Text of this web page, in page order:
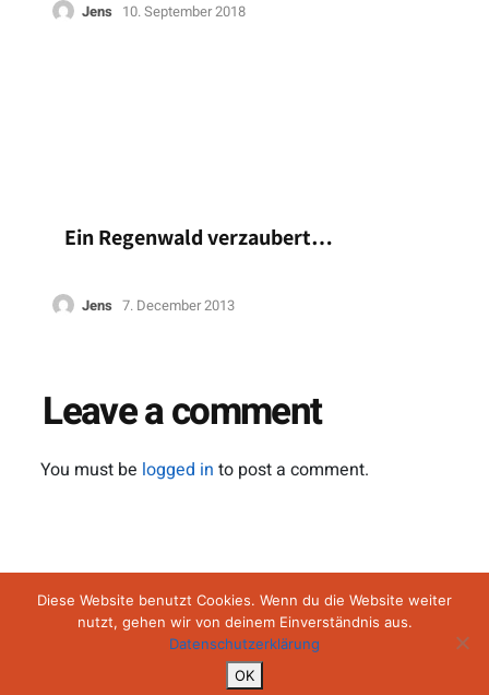
Jens 10. September 2018
Ein Regenwald verzaubert…
Jens 7. December 2013
Leave a comment
You must be logged in to post a comment.
Impressum Datenschutz AGB
Copyright ©2026 Backroad Diaries
Diese Website benutzt Cookies. Wenn du die Website weiter
nutzt, gehen wir von deinem Einverständnis aus.
Datenschutzerklärung
OK